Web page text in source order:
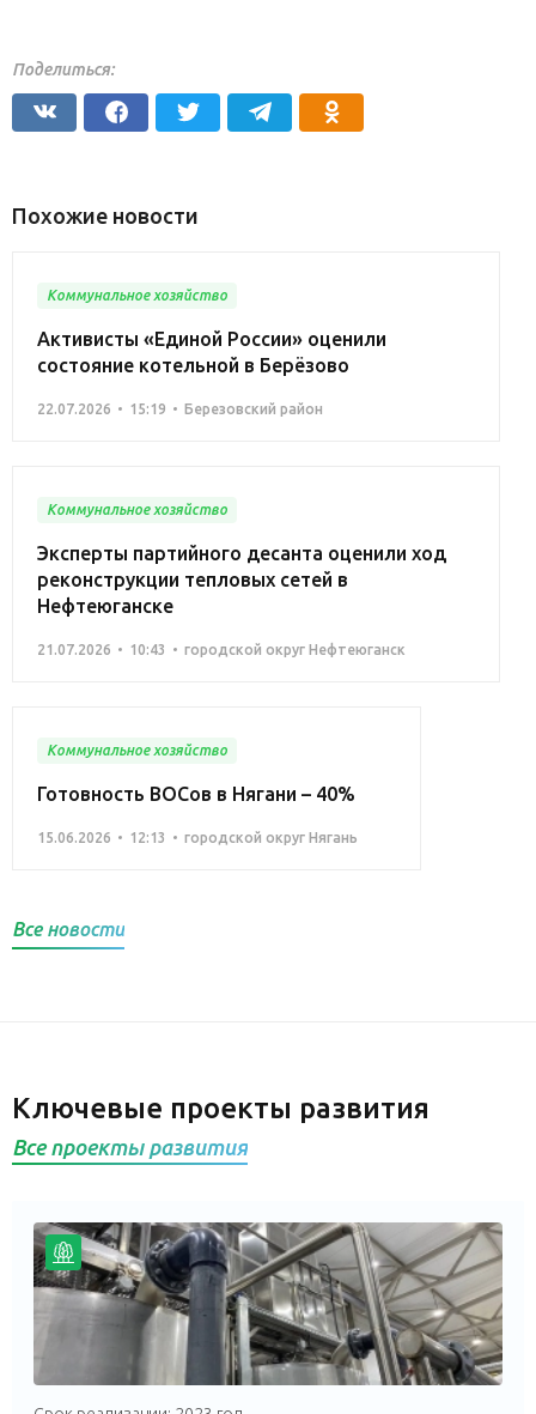
Поделиться:
Похожие новости
Коммунальное хозяйство
Активисты «Единой России» оценили
состояние котельной в Берёзово
22.07.2026 15:19 Березовский район
Коммунальное хозяйство
Эксперты партийного десанта оценили ход
реконструкции тепловых сетей в
Нефтеюганске
21.07.2026 10:43 городской округ Нефтеюганск
Коммунальное хозяйство
Готовность ВОСов в Нягани – 40%
15.06.2026 12:13 городской округ Нягань
Все новости
Ключевые проекты развития
Все проекты развития